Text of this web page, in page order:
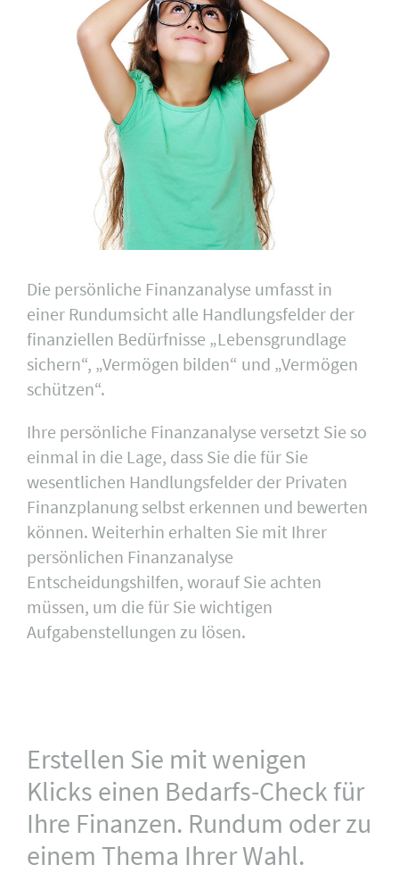
Die persönliche Finanzanalyse umfasst in
einer Rundumsicht alle Handlungsfelder der
finanziellen Bedürfnisse „Lebensgrundlage
sichern“, „Vermögen bilden“ und „Vermögen
schützen“.
Ihre persönliche Finanzanalyse versetzt Sie so
einmal in die Lage, dass Sie die für Sie
wesentlichen Handlungsfelder der Privaten
Finanzplanung selbst erkennen und bewerten
können. Weiterhin erhalten Sie mit Ihrer
persönlichen Finanzanalyse
Entscheidungshilfen, worauf Sie achten
müssen, um die für Sie wichtigen
Aufgabenstellungen zu lösen.
Erstellen Sie mit wenigen
Klicks einen Bedarfs-Check für
Ihre Finanzen. Rundum oder zu
einem Thema Ihrer Wahl.